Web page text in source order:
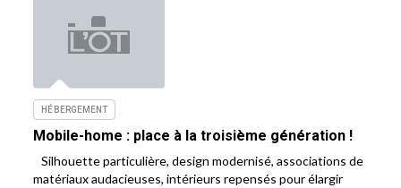
HÉBERGEMENT
Mobile-home : place à la troisième génération !
Silhouette particulière, design modernisé, associations de
matériaux audacieuses, intérieurs repensés pour élargir